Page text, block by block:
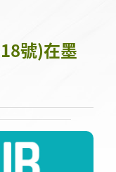
號)在墨